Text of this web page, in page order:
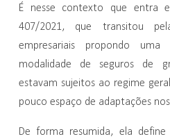
É nesse contexto que entra
407/2021, que transitou
empresariais propondo
modalidade de seguros de
estavam sujeitos ao regime
pouco espaço de adaptações
De forma resumida, ela